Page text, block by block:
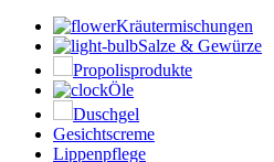
Kräutermischungen
Salze & Gewürze
Propolisprodukte
Öle
Duschgel
Gesichtscreme
Lippenpflege